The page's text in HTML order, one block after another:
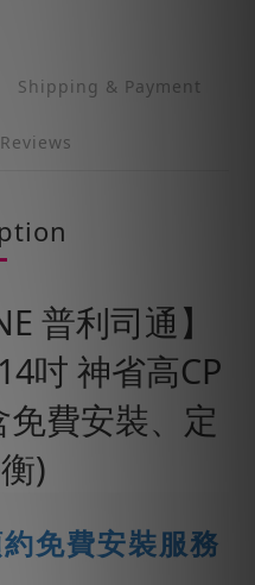
Shipping & Payment
普利司通】
吋 神省高CP
費安裝、定
)
約免費安裝服務